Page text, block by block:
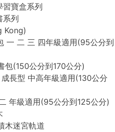
寶盒系列
系列
Kong)
一 二 三 四年級適用(95公分到
包(150公分到170公分)
成長型 中高年級適用(130公分
年級適用(95公分到125公分)
木迷宮軌道